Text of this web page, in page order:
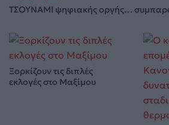
ΤΣΟΥΝΑΜΙ ψηφιακής οργής…
Ξορκίζουν τις διπλές
εκλογές στο Μαξίμου